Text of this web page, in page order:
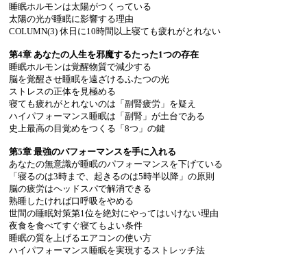
睡眠ホルモンは太陽がつくっている
太陽の光が睡眠に影響する理由
COLUMN(3) 休日に10時間以上寝ても疲れがとれない
第4章 あなたの人生を邪魔するたった1つの存在
睡眠ホルモンは覚醒物質で減少する
脳を覚醒させ睡眠を遠ざけるふたつの光
ストレスの正体を見極める
寝ても疲れがとれないのは「副腎疲労」を疑え
ハイパフォーマンス睡眠は「副腎」が土台である
史上最高の目覚めをつくる「8つ」の鍵
第5章 最強のパフォーマンスを手に入れる
あなたの無意識が睡眠のパフォーマンスを下げている
「寝るのは3時まで、起きるのは5時半以降」の原則
脳の疲労はヘッドスパで解消できる
熟睡したければ口呼吸をやめる
世間の睡眠対策第1位を絶対にやってはいけない理由
夜食を食べてすぐ寝てもよい条件
睡眠の質を上げるエアコンの使い方
ハイパフォーマンス睡眠を実現するストレッチ法